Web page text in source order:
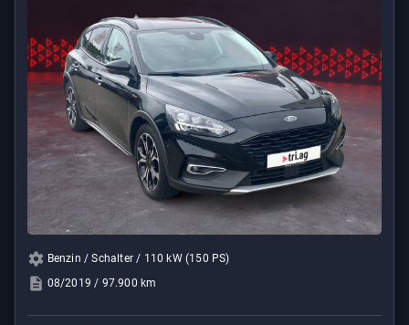
Benzin / Schalter / 110 kW (150 PS)
08/2019 / 97.900 km